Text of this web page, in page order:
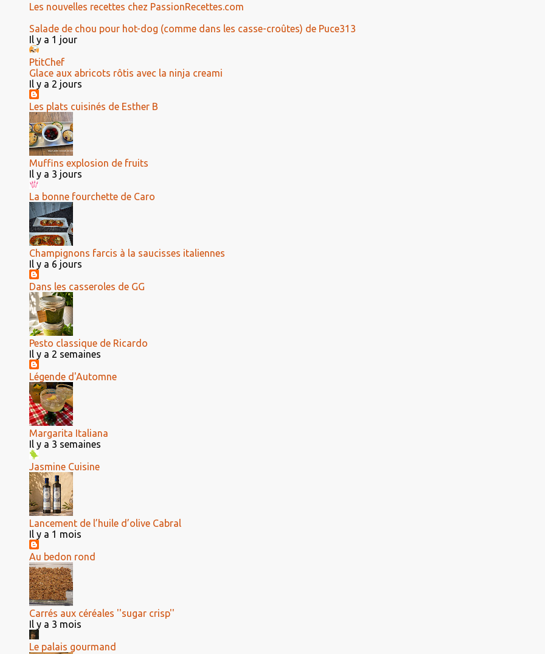
Les nouvelles recettes chez PassionRecettes.com
Salade de chou pour hot-dog (comme dans les casse-croûtes) de Puce313
Il y a 1 jour
PtitChef
Glace aux abricots rôtis avec la ninja creami
Il y a 2 jours
Les plats cuisinés de Esther B
Muffins explosion de fruits
Il y a 3 jours
La bonne fourchette de Caro
Champignons farcis à la saucisses italiennes
Il y a 6 jours
Dans les casseroles de GG
Pesto classique de Ricardo
Il y a 2 semaines
Légende d'Automne
Margarita Italiana
Il y a 3 semaines
Jasmine Cuisine
Lancement de l’huile d’olive Cabral
Il y a 1 mois
Au bedon rond
Carrés aux céréales ''sugar crisp''
Il y a 3 mois
Le palais gourmand